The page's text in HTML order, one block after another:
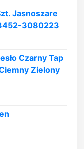
Jasnoszare
3080223
Czarny Tap
Zielony